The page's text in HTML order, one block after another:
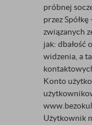
próbnej
przez
związanych
jak: dbałość
widzenia, a
Konto
Użytkownik